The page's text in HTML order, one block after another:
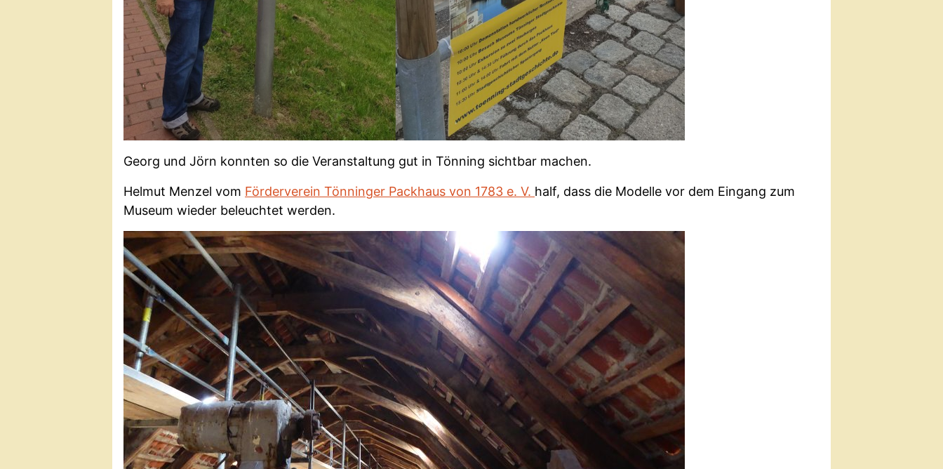
Georg und Jörn konnten so die Veranstaltung gut in Tönning sichtbar machen.
Helmut Menzel vom Förderverein Tönninger Packhaus von 1783 e. V. half, dass die Modelle vor dem Eingang zum
Museum wieder beleuchtet werden.